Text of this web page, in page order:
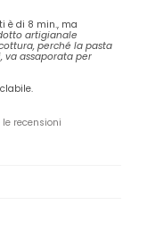
è di 8 min., ma
artigianale
perché la pasta
va assaporata per
recensioni